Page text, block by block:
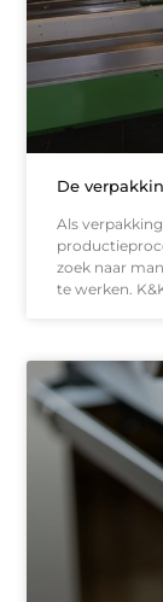
De
Als
zoek naar
te werken.